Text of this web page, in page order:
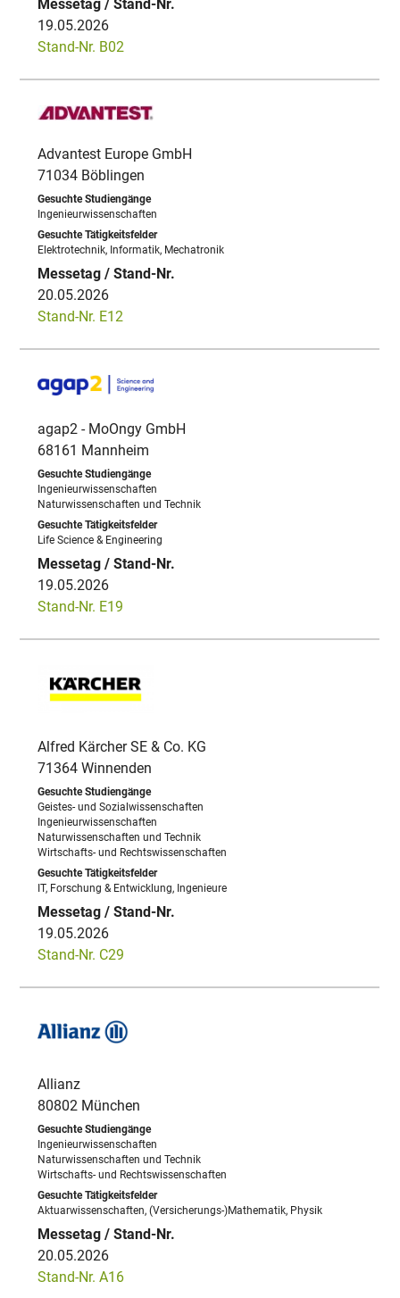
19.05.2026
Stand-Nr. B02
Advantest Europe GmbH
71034 Böblingen
Ingenieurwissenschaften
Elektrotechnik, Informatik, Mechatronik
20.05.2026
Stand-Nr. E12
agap2 - MoOngy GmbH
68161 Mannheim
Ingenieurwissenschaften
Naturwissenschaften und Technik
Life Science & Engineering
19.05.2026
Stand-Nr. E19
Alfred Kärcher SE & Co. KG
71364 Winnenden
Geistes- und Sozialwissenschaften
Ingenieurwissenschaften
Naturwissenschaften und Technik
Wirtschafts- und Rechtswissenschaften
IT, Forschung & Entwicklung, Ingenieure
19.05.2026
Stand-Nr. C29
Allianz
80802 München
Ingenieurwissenschaften
Naturwissenschaften und Technik
Wirtschafts- und Rechtswissenschaften
Aktuarwissenschaften, (Versicherungs-)Mathematik, Physik
20.05.2026
Stand-Nr. A16